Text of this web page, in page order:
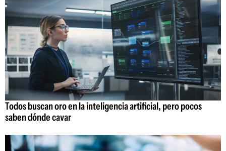
Todos buscan oro en la inteligencia artificial, pero pocos
saben dónde cavar